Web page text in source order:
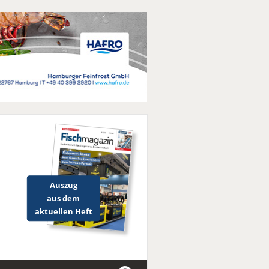
Auszug
aus dem
aktuellen Heft